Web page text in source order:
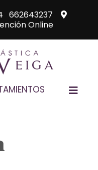
662643237
Online